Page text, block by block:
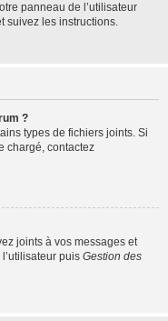
panneau de l’utilisateur
suivez les instructions.
?
types de fichiers joints. Si
chargé, contactez
joints à vos messages et
puis Gestion des